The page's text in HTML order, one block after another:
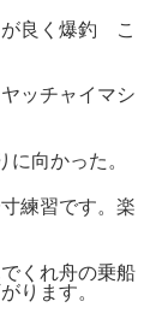
が良く爆釣 こ
ッチャイマシ
向かった。
練習です。楽
くれ舟の乗船
ります。